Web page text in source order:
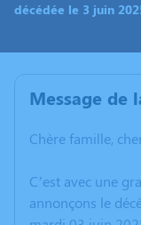
décédée le 3 juin
Message de
Chère famille,
C’est avec une
annonçons le